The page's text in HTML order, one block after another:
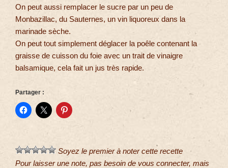
On peut aussi remplacer le sucre par un peu de
Monbazillac, du Sauternes, un vin liquoreux dans la
marinade sèche.
On peut tout simplement déglacer la poêle contenant la
graisse de cuisson du foie avec un trait de vinaigre
balsamique, cela fait un jus très rapide.
Partager :
Soyez le premier à noter cette recette
Pour laisser une note, pas besoin de vous connecter, mais